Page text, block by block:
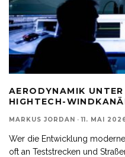
AERODYNAMIK
HIGHTECH-
MARKUS JORDAN · 11. MAI
Wer die Entwicklung
oft an Teststrecken und